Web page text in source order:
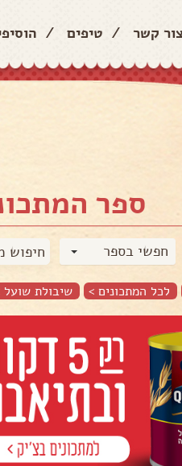
קשר / טיפים /
ספר
חפשי בספר
לכל המתכונים > שיבולת שועל